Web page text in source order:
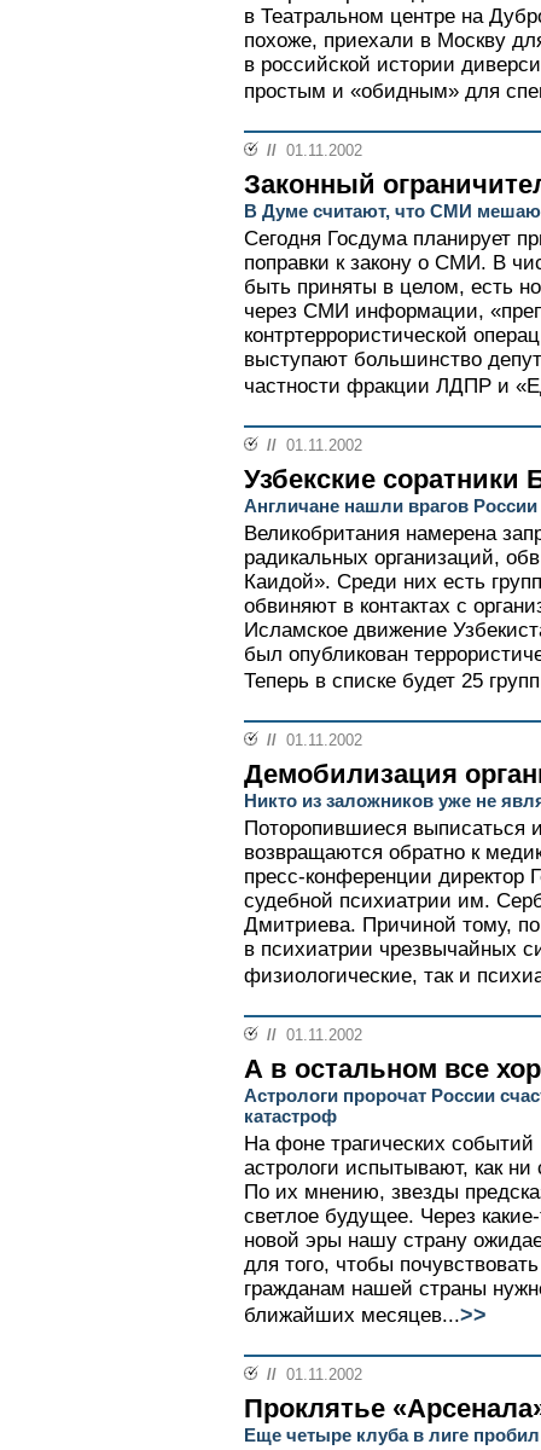
в Театральном центре на
похоже, приехали в Москву
в российской истории
простым и «обидным» для
// 01.11.2002
Законный
В Думе считают, что СМИ
Сегодня Госдума планирует
поправки к закону о СМИ. В
быть приняты в целом, есть
через СМИ информации,
контртеррористической
выступают большинство
частности фракции ЛДПР и
// 01.11.2002
Узбекские соратники
Англичане нашли врагов России
Великобритания намерена
радикальных организаций,
Каидой». Среди них есть
обвиняют в контактах с
Исламское движение
был опубликован
Теперь в списке будет 25
// 01.11.2002
Демобилизация
Никто из заложников уже не
Поторопившиеся выписаться
возвращаются обратно к
пресс-конференции директор
судебной психиатрии им.
Дмитриева. Причиной тому,
в психиатрии чрезвычайных
физиологические, так и
// 01.11.2002
А в остальном все
Астрологи пророчат России
катастроф
На фоне трагических
астрологи испытывают, как
По их мнению, звезды
светлое будущее. Через
новой эры нашу страну
для того, чтобы
гражданам нашей страны
ближайших месяцев...>>
// 01.11.2002
Проклятье
Еще четыре клуба в лиге